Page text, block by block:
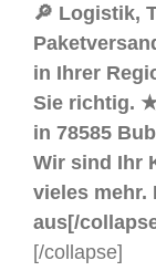
🔎 Logistik,
in Ihrer
Sie richtig.
in 78585
Wir sind Ihr
vieles mehr.
aus[/
[/collapse]